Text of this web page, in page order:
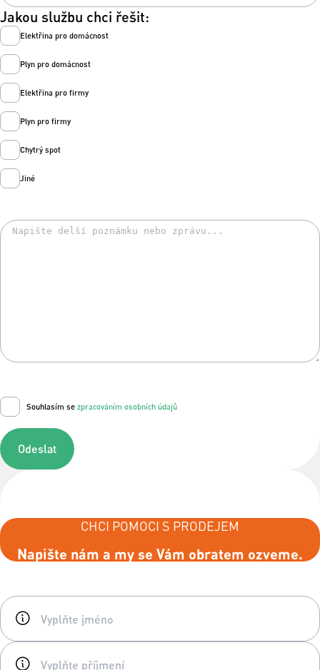
Jakou službu chci řešit:
Elektřina pro domácnost
Plyn pro domácnost
Elektřina pro firmy
Plyn pro firmy
Chytrý spot
Jiné
Souhlasím se zpracováním osobních údajů
Odeslat
CHCI POMOCI S PRODEJEM
Napište nám a my se Vám obratem ozveme.